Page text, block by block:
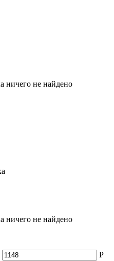
ничего не найдено
ничего не найдено
Р